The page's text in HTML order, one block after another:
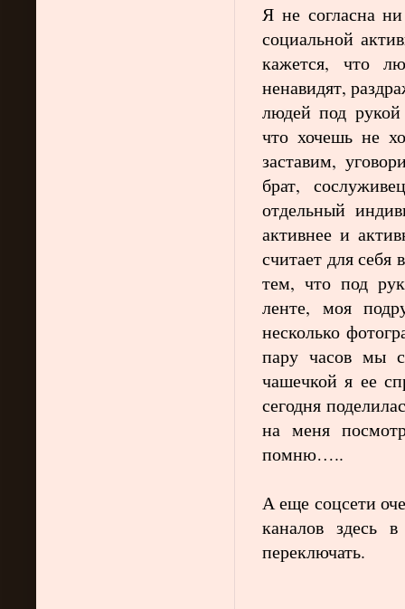
Я не согласна
социальной
кажется, что
ненавидят,
людей под рукой
что хочешь не
заставим,
брат,
отдельный
активнее и
считает для
тем, что под
ленте, моя
несколько
пару часов мы
чашечкой я ее
сегодня
на меня
помню…..
А еще соцсети
каналов здесь
переключать.